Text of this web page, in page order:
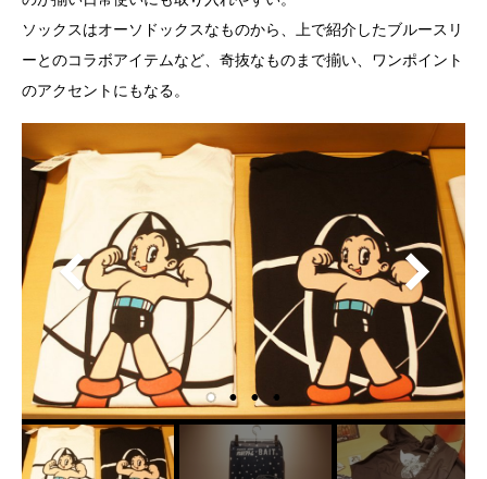
ソックスはオーソドックスなものから、上で紹介したブルースリ
ーとのコラボアイテムなど、奇抜なものまで揃い、ワンポイント
のアクセントにもなる。